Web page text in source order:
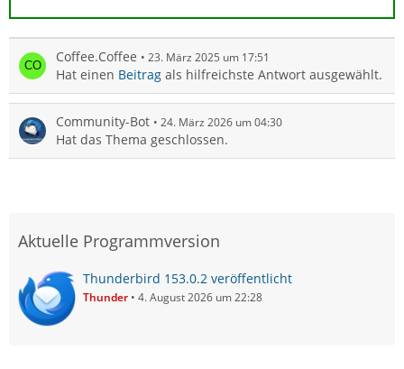
Coffee.Coffee 23. März 2025 um 17:51
Hat einen Beitrag als hilfreichste Antwort ausgewählt.
Community-Bot 24. März 2026 um 04:30
Hat das Thema geschlossen.
Aktuelle Programmversion
Thunderbird 153.0.2 veröffentlicht
Thunder 4. August 2026 um 22:28